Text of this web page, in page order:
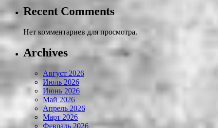
Recent Comments
Нет комментариев для просмотра.
Archives
Август 2026
Июль 2026
Июнь 2026
Май 2026
Апрель 2026
Март 2026
Февраль 2026